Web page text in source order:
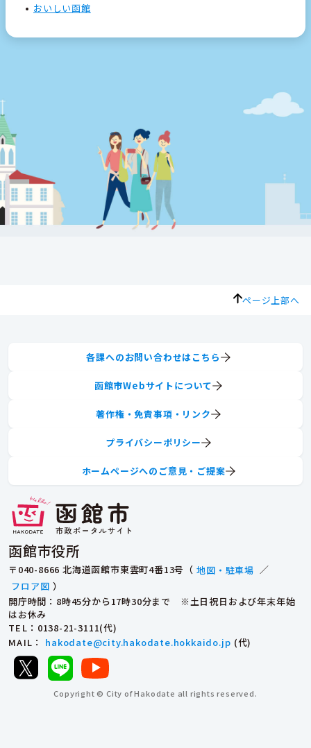
おいしい函館
ページ上部へ
函館市役所
〒040-8666 北海道函館市東雲町4番13号（ 地図・駐車場 ／
フロア図 ）
開庁時間：8時45分から17時30分まで ※土日祝日および年末年始
はお休み
TEL ：0138-21-3111(代)
MAIL ： hakodate@city.hakodate.hokkaido.jp (代)
各課へのお問い合わせはこちら
函館市Webサイトについて
著作権・免責事項・リンク
プライバシーポリシー
ホームページへのご意見・ご提案
Copyright © City of Hakodate all rights reserved.